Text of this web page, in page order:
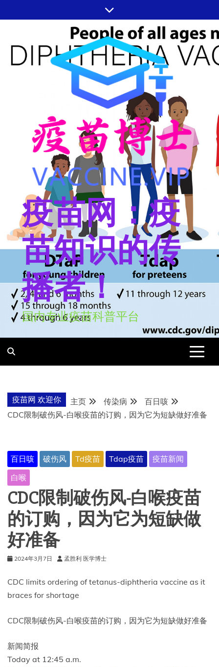
至
疫苗网：疫
苗知识的传
播者！
国内专业疫苗科普平台
疫苗网 欢迎你 主页 传染病
百日咳
CDC限制破伤风-白喉疫苗的订购，因为它为短缺做好准备
百日咳 破伤风 Td疫苗 Tdap疫苗
疫苗新闻
白喉
CDC限制破伤风-白喉疫苗
的订购，因为它为短缺做
好准备
2024年3月7日 孟胜利 医学博士
CDC limits ordering of tetanus-diphtheria vaccine as it
braces for shortage
CDC限制破伤风-白喉疫苗的订购，因为它为短缺做好准备
新闻简报
Today at 12:45 a.m.